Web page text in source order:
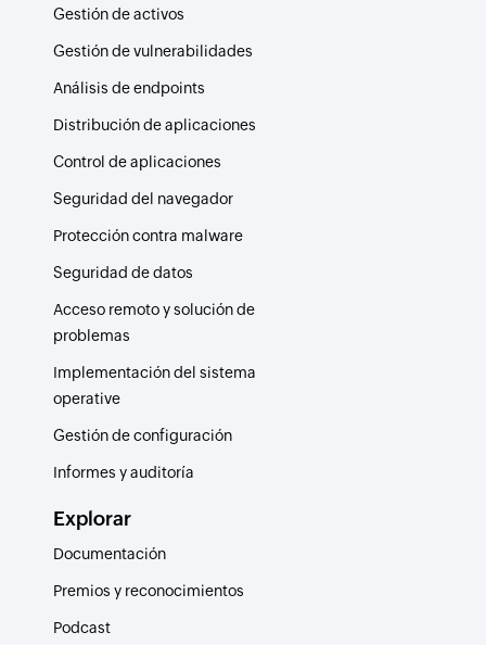
Gestión de activos
Gestión de vulnerabilidades
Análisis de endpoints
Distribución de aplicaciones
Control de aplicaciones
Seguridad del navegador
Protección contra malware
Seguridad de datos
Acceso remoto y solución de
problemas
Implementación del sistema
operative
Gestión de configuración
Informes y auditoría
Explorar
Documentación
Premios y reconocimientos
Podcast